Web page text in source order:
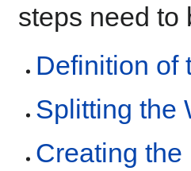
steps need to
Definition of
Splitting the
Creating